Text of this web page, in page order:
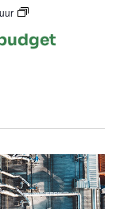
Spreekuur